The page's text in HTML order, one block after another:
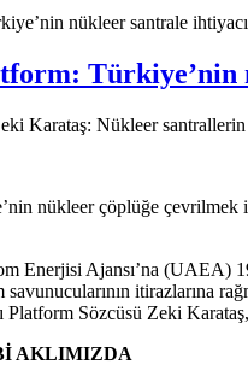
nükleer santrale
Karataş: Nükleer
nükleer çöplüğe
Enerjisi Ajansı’na
savunucularının itirazlarına
Platform Sözcüsü Zeki
AKLIMIZDA